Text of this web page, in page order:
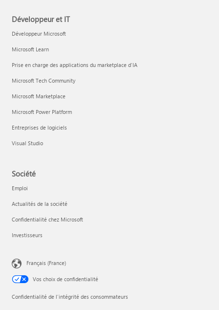
Développeur et IT
Développeur Microsoft
Microsoft Learn
Prise en charge des applications du marketplace d’IA
Microsoft Tech Community
Microsoft Marketplace
Microsoft Power Platform
Entreprises de logiciels
Visual Studio
Société
Emploi
Actualités de la société
Confidentialité chez Microsoft
Investisseurs
Français (France)
Vos choix de confidentialité
Confidentialité de l’intégrité des consommateurs